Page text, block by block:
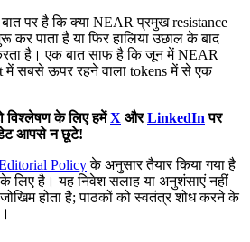
पर है कि क्या NEAR प्रमुख resistance
कर पाता है या फिर हालिया उछाल के बाद
है। एक बात साफ है कि जून में NEAR
में सबसे ऊपर रहने वाला tokens में से एक
विश्लेषण के लिए हमेंX औरLinkedIn पर
आपसे न छूटे!
Policyके अनुसार तैयार किया गया है
लिए है। यह निवेश सलाह या अनुशंसाएं नहीं
होता है; पाठकों को स्वतंत्र शोध करने के